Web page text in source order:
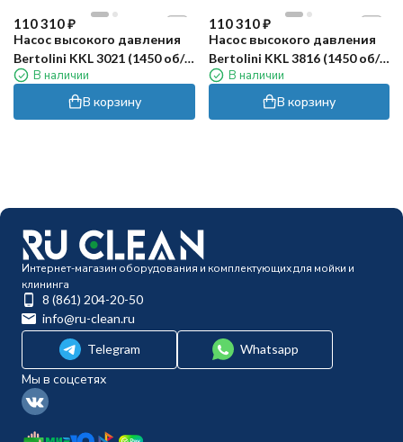
110 310₽
Насос высокого давления
Bertolini KKL 3021 (1450 об/
мин)В наличии
В корзину
110 310₽
Насос высокого давления
Bertolini KKL 3816 (1450 об/
мин)В наличии
В корзину
Интернет-магазин оборудования и комплектующих для мойки и
клининга
8 (861) 204-20-50
info@ru-clean.ru
Telegram
Whatsapp
Мы в соцсетях